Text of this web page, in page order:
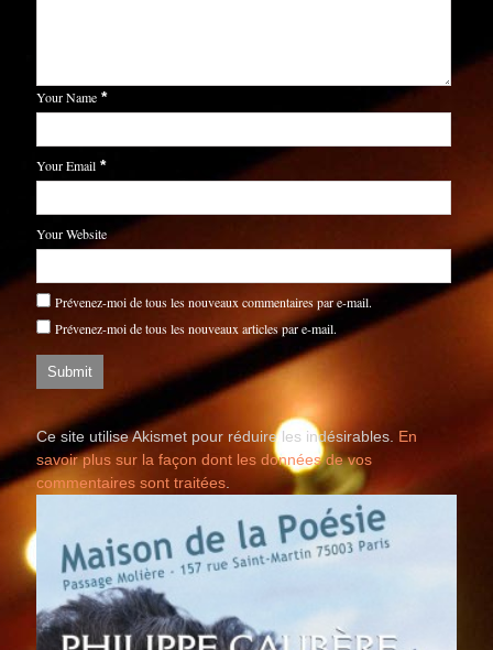
Your Name *
Your Email *
Your Website
Prévenez-moi de tous les nouveaux commentaires par e-mail.
Prévenez-moi de tous les nouveaux articles par e-mail.
Ce site utilise Akismet pour réduire les indésirables. En
savoir plus sur la façon dont les données de vos
commentaires sont traitées